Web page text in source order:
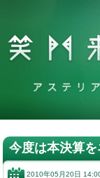
今度は本決算
2010年05月20日